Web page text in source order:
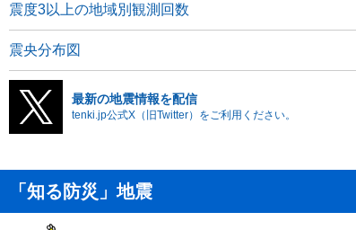
震度3以上の地域別観測回数
震央分布図
最新の地震情報を配信
tenki.jp公式X（旧Twitter）をご利用ください。
「知る防災」地震